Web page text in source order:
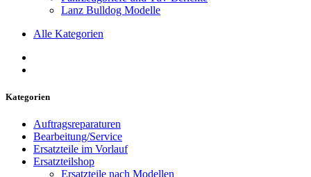
Lanz Bulldog Modelle
Alle Kategorien
Kategorien
Auftragsreparaturen
Bearbeitung/Service
Ersatzteile im Vorlauf
Ersatzteilshop
Ersatzteile nach Modellen